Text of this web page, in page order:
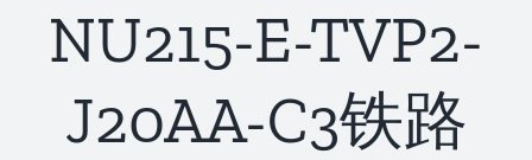
NU215-E-TVP2-
J20AA-C3铁路